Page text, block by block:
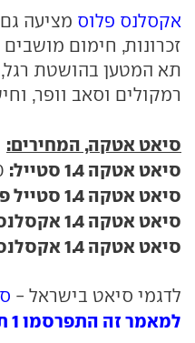
אקסלנס פלוס מציעה
זכרונות, חימום
רמקולים וסאב וופר, וחישוקי
סיאט אטקה, המחירים:
סיאט אטקה 1.4 סטייל:
סיאט אטקה 1.4 סטייל פלוס:
סיאט אטקה 1.4 אקסלנס:
סיאט אטקה 1.4 אקסלנס פלוס:
לדגמי סיאט בישראל -
למאמר זה התפרסמו 1 תגובות